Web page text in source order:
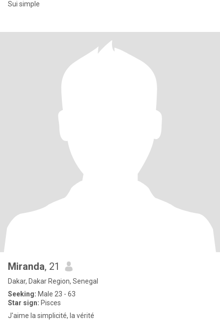
Sui simple
Miranda, 21
Dakar, Dakar Region, Senegal
Seeking: Male 23 - 63
Star sign: Pisces
J'aime la simplicité, la vérité